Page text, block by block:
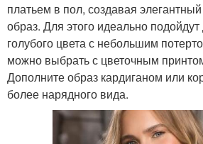
платьем в пол, создавая
образ. Для этого идеально
голубого цвета с небольшим
можно выбрать с цветочным
Дополните образ кардиганом или
более нарядного вида.